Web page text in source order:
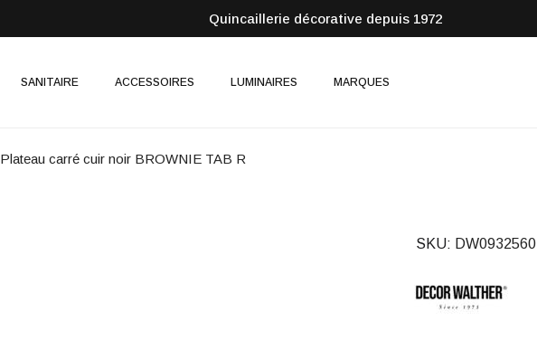
Quincaillerie décorative depuis 1972
SANITAIRE ACCESSOIRES LUMINAIRES MARQUES
Plateau carré cuir noir BROWNIE TAB R
SKU DW0932560